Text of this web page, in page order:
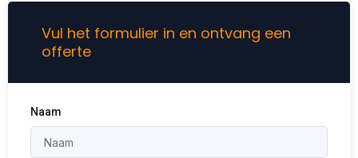
Vul het formulier in en ontvang een
offerte
Naam